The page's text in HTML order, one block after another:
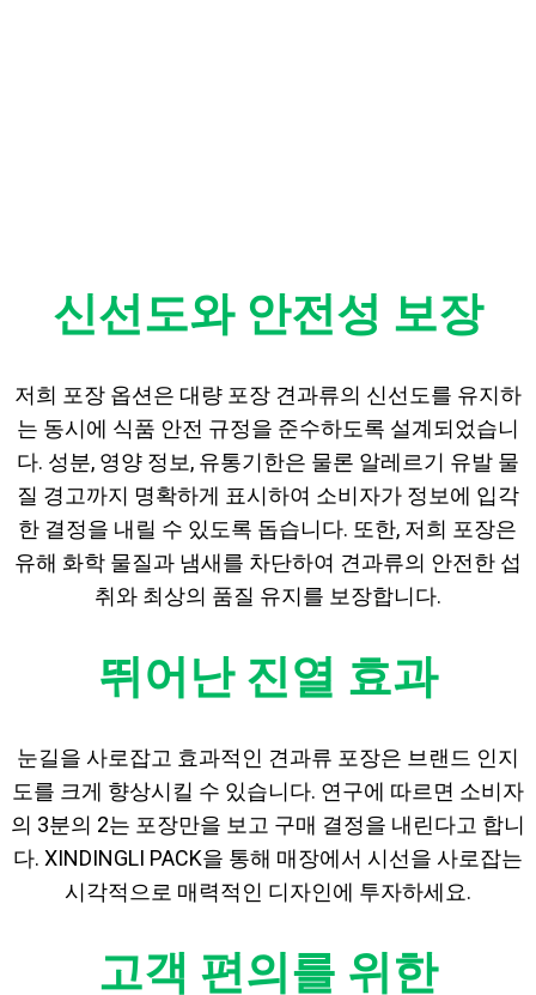
신선도와 안전성 보장
저희 포장 옵션은 대량 포장 견과류의 신선도를 유지하
는 동시에 식품 안전 규정을 준수하도록 설계되었습니
다. 성분, 영양 정보, 유통기한은 물론 알레르기 유발 물
질 경고까지 명확하게 표시하여 소비자가 정보에 입각
한 결정을 내릴 수 있도록 돕습니다. 또한, 저희 포장은
유해 화학 물질과 냄새를 차단하여 견과류의 안전한 섭
취와 최상의 품질 유지를 보장합니다.
뛰어난 진열 효과
눈길을 사로잡고 효과적인 견과류 포장은 브랜드 인지
도를 크게 향상시킬 수 있습니다. 연구에 따르면 소비자
의 3분의 2는 포장만을 보고 구매 결정을 내린다고 합니
다. XINDINGLI PACK을 통해 매장에서 시선을 사로잡는
시각적으로 매력적인 디자인에 투자하세요.
고객 편의를 위한